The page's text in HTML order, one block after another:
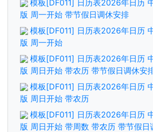
模板[DF011] 日历表2026年日历
版 周一开始 带节假日调休安排
模板[DF011] 日历表2026年日历
版 周一开始
模板[DF011] 日历表2026年日历
版 周日开始 带农历 带节假日调休安
模板[DF011] 日历表2026年日历
版 周日开始 带农历
模板[DF011] 日历表2026年日历
版 周日开始 带周数 带农历 带节假日